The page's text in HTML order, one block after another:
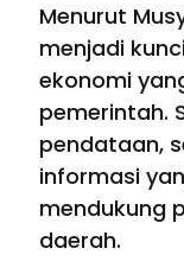
Menurut
menjadi
ekonomi
pemerintah.
pendataan,
informasi
mendukung
daerah.